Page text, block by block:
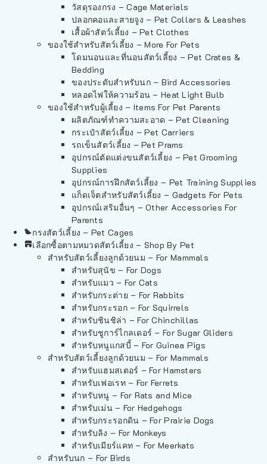
วัสดุรองกรง – Cage Materials
ปลอกคอและสายจูง – Pet Collars & Leashes
เสื้อผ้าสัตว์เลี้ยง – Pet Clothes
ของใช้สำหรับสัตว์เลี้ยง – More For Pets
โดมนอนและที่นอนสัตว์เลี้ยง – Pet Crates &
Bedding
ของประดับสำหรับนก – Bird Accessories
หลอดไฟให้ความร้อน – Heat Light Bulb
ของใช้สำหรับผู้เลี้ยง – Items For Pet Parents
ผลิตภัณฑ์ทำความสะอาด – Pet Cleaning
กระเป๋าสัตว์เลี้ยง – Pet Carriers
รถเข็นสัตว์เลี้ยง – Pet Prams
อุปกรณ์ตัดแต่งขนสัตว์เลี้ยง – Pet Grooming
Supplies
อุปกรณ์การฝึกสัตว์เลี้ยง – Pet Training Supplies
แก็ดเจ็ตสำหรับสัตว์เลี้ยง – Gadgets For Pets
อุปกรณ์เสริมอื่นๆ – Other Accessories For
Parents
กรงสัตว์เลี้ยง – Pet Cages
เลือกซื้อตามหมวดสัตว์เลี้ยง – Shop By Pet
สำหรับสัตว์เลี้ยงลูกด้วยนม – For Mammals
สำหรับสุนัข – For Dogs
สำหรับแมว – For Cats
สำหรับกระต่าย – For Rabbits
สำหรับกระรอก – For Squirrels
สำหรับชินชิล่า – For Chinchillas
สำหรับชูการ์ไกลเดอร์ – For Sugar Gliders
สำหรับหนูแกสบี้ – For Guinea Pigs
สำหรับสัตว์เลี้ยงลูกด้วยนม – For Mammals
สำหรับแฮมสเตอร์ – For Hamsters
สำหรับเฟอเรท – For Ferrets
สำหรับหนู – For Rats and Mice
สำหรับเม่น – For Hedgehogs
สำหรับกระรอกดิน – For Prairie Dogs
สำหรับลิง – For Monkeys
สำหรับเมียร์แคท – For Meerkats
สำหรับนก – For Birds